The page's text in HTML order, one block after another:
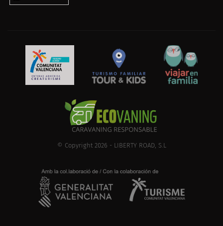
© Copyright 2026 - LIBERTY ROAD, S.L